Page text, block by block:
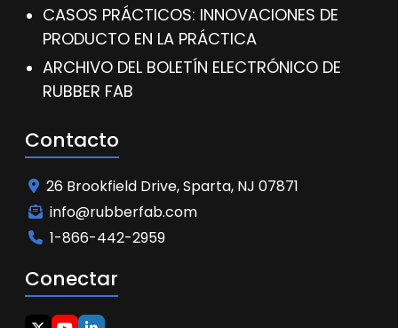
CASOS PRÁCTICOS: INNOVACIONES DE
PRODUCTO EN LA PRÁCTICA
ARCHIVO DEL BOLETÍN ELECTRÓNICO DE
RUBBER FAB
Contacto
26 Brookfield Drive, Sparta, NJ 07871
info@rubberfab.com
1-866-442-2959
Conectar